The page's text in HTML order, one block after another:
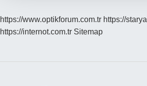
https://www.optikforum.com.tr https://
https://internot.com.tr Sitemap